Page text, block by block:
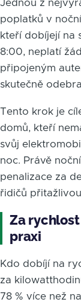
Jednou z
poplatků v
kteří dobíjejí na
8:00, neplatí
připojeným
skutečně
Tento krok je
domů, kteří
svůj
noc. Právě
penalizace za
řidičů
Za
praxi
Kdo dobíjí na
za
78 % více než